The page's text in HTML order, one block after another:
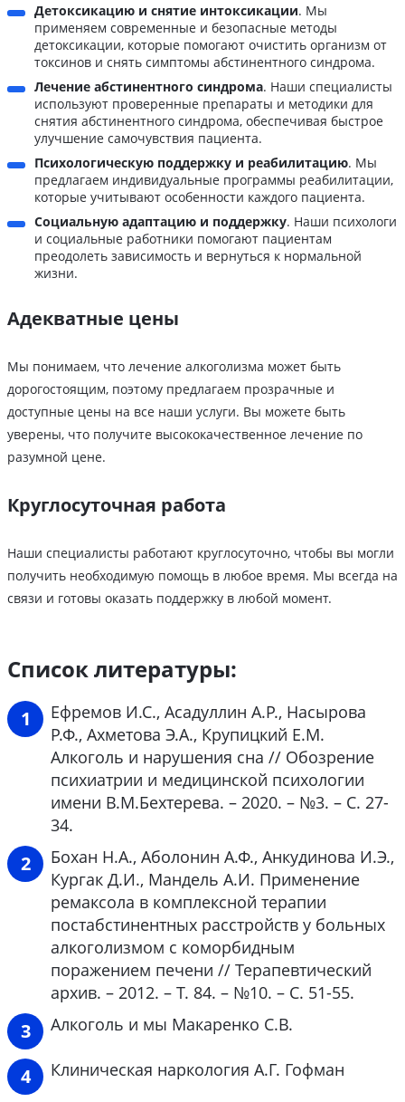
Детоксикацию и снятие интоксикации. Мы
применяем современные и безопасные методы
детоксикации, которые помогают очистить организм от
токсинов и снять симптомы абстинентного синдрома.
Лечение абстинентного синдрома. Наши специалисты
используют проверенные препараты и методики для
снятия абстинентного синдрома, обеспечивая быстрое
улучшение самочувствия пациента.
Психологическую поддержку и реабилитацию. Мы
предлагаем индивидуальные программы реабилитации,
которые учитывают особенности каждого пациента.
Социальную адаптацию и поддержку. Наши психологи
и социальные работники помогают пациентам
преодолеть зависимость и вернуться к нормальной
жизни.
Адекватные цены
Мы понимаем, что лечение алкоголизма может быть
дорогостоящим, поэтому предлагаем прозрачные и
доступные цены на все наши услуги. Вы можете быть
уверены, что получите высококачественное лечение по
разумной цене.
Круглосуточная работа
Наши специалисты работают круглосуточно, чтобы вы могли
получить необходимую помощь в любое время. Мы всегда на
связи и готовы оказать поддержку в любой момент.
Список литературы:
Ефремов И.С., Асадуллин А.Р., Насырова
Р.Ф., Ахметова Э.А., Крупицкий Е.М.
Алкоголь и нарушения сна // Обозрение
психиатрии и медицинской психологии
имени В.М.Бехтерева. – 2020. – №3. – С. 27-
34.
Бохан Н.А., Аболонин А.Ф., Анкудинова И.Э.,
Кургак Д.И., Мандель А.И. Применение
ремаксола в комплексной терапии
постабстинентных расстройств у больных
алкоголизмом с коморбидным
поражением печени // Терапевтический
архив. – 2012. – Т. 84. – №10. – С. 51-55.
Алкоголь и мы Макаренко С.В.
Клиническая наркология А.Г. Гофман